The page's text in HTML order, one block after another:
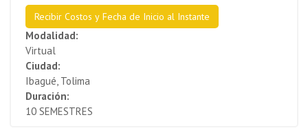
Recibir Costos y Fecha de Inicio al Instante
Modalidad:
Virtual
Ciudad:
Ibagué, Tolima
Duración:
10 SEMESTRES